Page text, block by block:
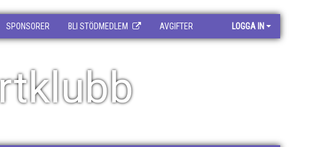
SPONSORER BLI STÖDMEDLEM AVGIFTER LOGGA IN